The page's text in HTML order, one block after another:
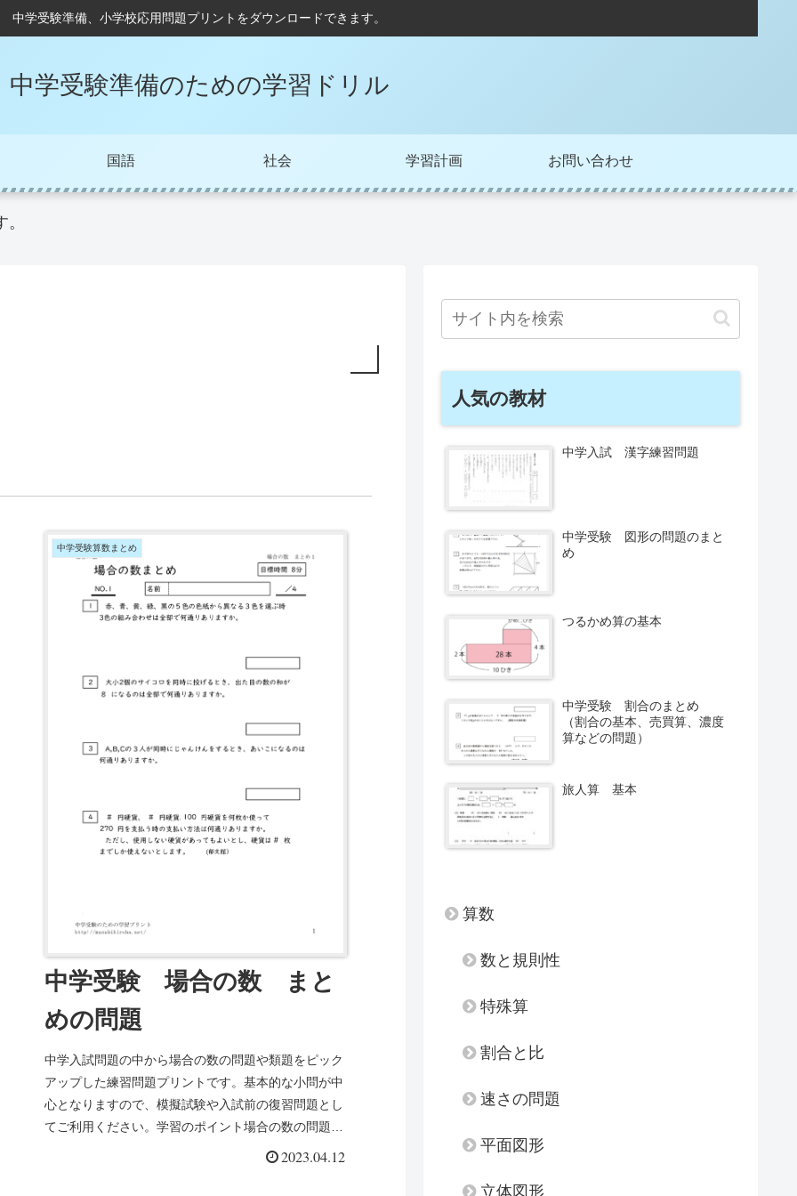
中学受験準備、小学校応用問題プリントをダウンロードできます。
中学受験準備のための学習ドリル
国語 社会 学習計画 お問い合わせ
中学受験算数まとめ
中学受験 場合の数 まと
めの問題
中学入試問題の中から場合の数の問題や類題をピック
アップした練習問題プリントです。基本的な小問が中
心となりますので、模擬試験や入試前の復習問題とし
てご利用ください。学習のポイント場合の数の問題は
並べ方や組み合わせを書き出すことが基本になりま
2023.04.12
人気の教材
中学入試 漢字練習問題
中学受験 図形の問題のまと
め
つるかめ算の基本
中学受験 割合のまとめ
（割合の基本、売買算、濃度
算などの問題）
旅人算 基本
算数
数と規則性
特殊算
割合と比
速さの問題
平面図形
立体図形